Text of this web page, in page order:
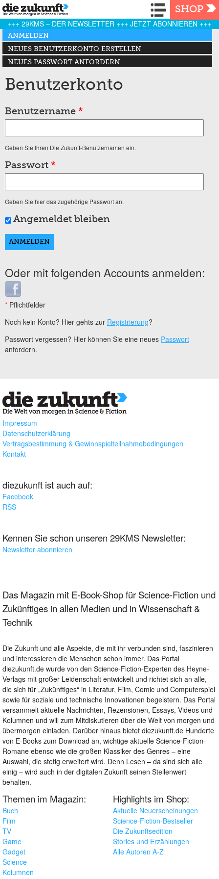
Navigation
SHOP
+++ 29KMS – DER NEWSLETTER +++ JETZT ABONNIEREN +++
Haupt-Reiter
ANMELDEN
(AKTIVER REITER)
NEUES BENUTZERKONTO ERSTELLEN
NEUES PASSWORT ANFORDERN
Benutzerkonto
Benutzername *
Geben Sie Ihren Die Zukunft-Benutzernamen ein.
Passwort *
Geben Sie hier das zugehörige Passwort an.
Angemeldet bleiben
Oder mit folgenden Accounts anmelden:
Login with Facebook
* Pflichtfelder
Noch kein Konto? Hier gehts zur Registrierung?
Passwort vergessen? Hier können Sie eine neues Passwort
anfordern.
Impressum
Datenschutzerklärung
Vertragsbestimmung & Gewinnspielteilnahmebedingungen
Kontakt
diezukunft ist auch auf:
Facebook
RSS
Kennen Sie schon unseren 29KMS Newsletter:
Newsletter abonnieren
Das Magazin mit E-Book-Shop für Science-Fiction und
Zukünftiges in allen Medien und in Wissenschaft &
Technik
Die Zukunft und alle Aspekte, die mit ihr verbunden sind, faszinieren
und interessieren die Menschen schon immer. Das Portal
diezukunft.de wurde von den Science-Fiction-Experten des Heyne-
Verlags mit großer Leidenschaft entwickelt und richtet sich an alle,
die sich für „Zukünftiges“ in Literatur, Film, Comic und Computerspiel
sowie für soziale und technische Innovationen begeistern. Das Portal
versammelt aktuelle Nachrichten, Rezensionen, Essays, Videos und
Kolumnen und will zum Mitdiskutieren über die Welt von morgen und
übermorgen einladen. Darüber hinaus bietet diezukunft.de Hunderte
von E-Books zum Download an, wichtige aktuelle Science-Fiction-
Romane ebenso wie die großen Klassiker des Genres – eine
Auswahl, die stetig erweitert wird. Denn Lesen – da sind sich alle
einig – wird auch in der digitalen Zukunft seinen Stellenwert
behalten.
Themen im Magazin:
Buch
Film
TV
Game
Gadget
Science
Kolumnen
Highlights im Shop:
Aktuelle Neuerscheinungen
Science-Fiction-Bestseller
Die Zukunftsedition
Stories und Erzählungen
Alle Autoren A-Z